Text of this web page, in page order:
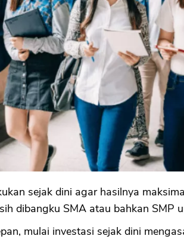
sejak dini agar hasilnya
dibangku SMA atau bahkan SMP
mulai investasi sejak dini